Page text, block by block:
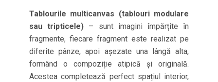
Tablourile multicanvas (tablouri modulare
sau tripticele) – sunt imagini împărțite în
fragmente, fiecare fragment este realizat pe
diferite pânze, apoi așezate una lângă alta,
formând o compoziție atipică și originală.
Acestea completează perfect spațiul interior,